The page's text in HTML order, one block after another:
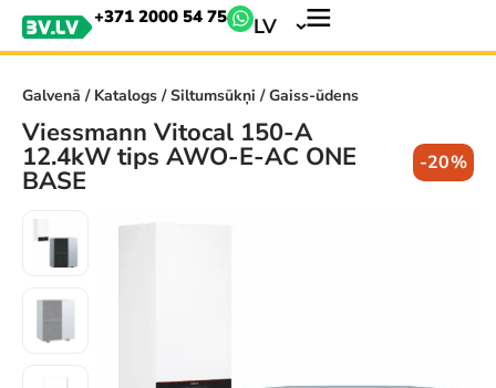
+371 2000 54 75 LV
Galvenā / Katalogs/Siltumsūkņi / Gaiss-ūdens
Viessmann Vitocal 150-A
12.4kW tips AWO-E-AC ONE
BASE
-20%